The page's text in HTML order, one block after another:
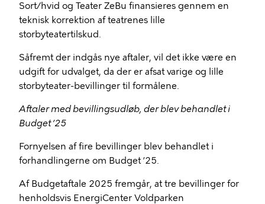
Sort/hvid og Teater ZeBu finansieres gennem en
teknisk korrektion af teatrenes lille
storbyteatertilskud.
Såfremt der indgås nye aftaler, vil det ikke være en
udgift for udvalget, da der er afsat varige og lille
storbyteater-bevillinger til formålene.
Aftaler med bevillingsudløb, der blev behandlet i
Budget ’25
Fornyelsen af fire bevillinger blev behandlet i
forhandlingerne om Budget ’25.
Af Budgetaftale 2025 fremgår, at tre bevillinger for
henholdsvis EnergiCenter Voldparken